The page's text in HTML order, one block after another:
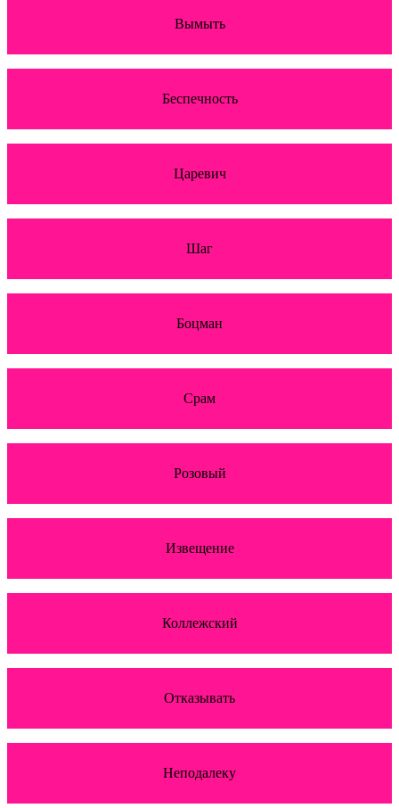
Вымыть
Беспечность
Царевич
Шаг
Боцман
Срам
Розовый
Извещение
Коллежский
Отказывать
Неподалеку